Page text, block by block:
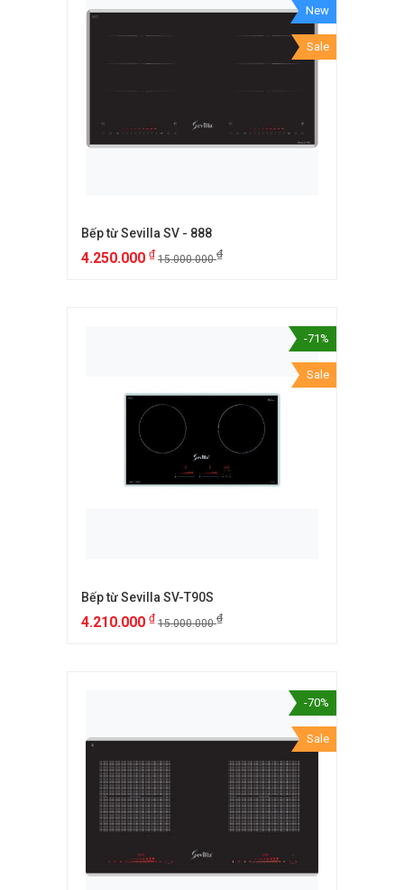
New
Sale
Bếp từ Sevilla SV - 888
4.250.000 ₫ 15.000.000₫
-71%
Sale
Bếp từ Sevilla SV-T90S
4.210.000 ₫ 15.000.000₫
-70%
Sale